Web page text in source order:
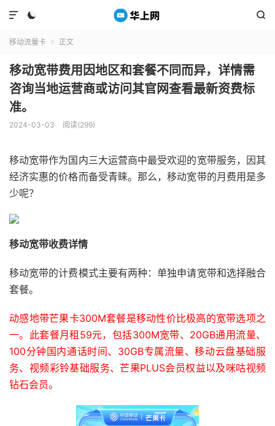
 

移动流量卡  正文
移动宽带费用因地区和套餐不同而异，详情需
咨询当地运营商或访问其官网查看最新资费标
准。
2024-03-03 阅读(299)
移动宽带作为国内三大运营商中最受欢迎的宽带服务，因其
经济实惠的价格而备受青睐。那么，移动宽带的月费用是多
少呢？
移动宽带收费详情
移动宽带的计费模式主要有两种：单独申请宽带和选择融合
套餐。
动感地带芒果卡300M套餐是移动性价比极高的宽带选项之
一。此套餐月租59元，包括300M宽带、20GB通用流量、
100分钟国内通话时间、30GB专属流量、移动云盘基础服
务、视频彩铃基础服务、芒果PLUS会员权益以及咪咕视频
钻石会员。